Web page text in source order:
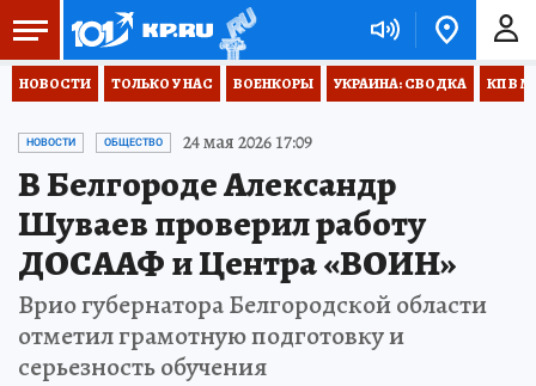
НОВОСТИ ТОЛЬКО У НАС ВОЕНКОРЫ УКРАИНА: СВОДКА КП В
НОВОСТИ ОБЩЕСТВО 24 мая 2026 17:09
В Белгороде Александр
Шуваев проверил работу
ДОСААФ и Центра «ВОИН»
Врио губернатора Белгородской области
отметил грамотную подготовку и
серьезность обучения